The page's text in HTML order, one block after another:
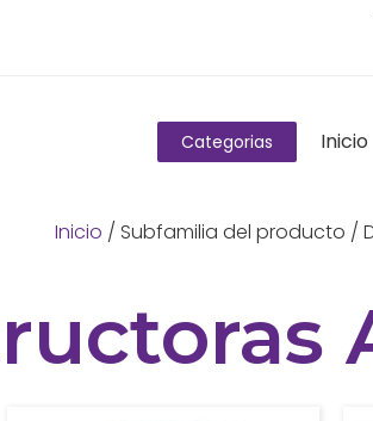
Categorias Inicio
Inicio / Subfamilia del producto /